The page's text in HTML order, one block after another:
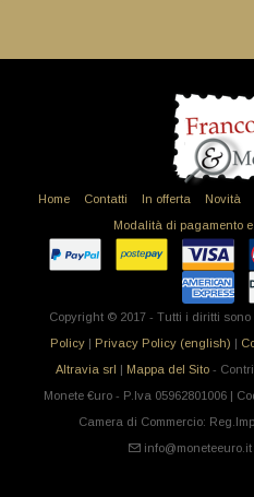
Home Contatti In offerta Novità
Modalità di pagamento
Copyright © 2017 - Tutti i diritti sono
Policy | Privacy Policy (english) |
Altravia srl | Mappa del Sito-
Monete €uro - P.Iva 05962801006 |
Camera di Commercio:
info@moneteeuro.it